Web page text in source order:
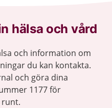
hälsa och vård
och information om
du kan kontakta.
och göra dina
1177 för
runt.